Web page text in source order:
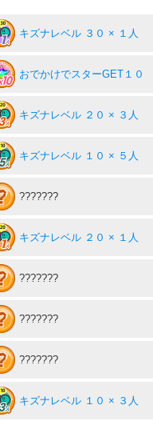
キズナレベル ３０ × １人
おでかけでスターGET１０
キズナレベル ２０ × ３人
キズナレベル １０ × ５人
???????
キズナレベル ２０ × １人
???????
???????
???????
キズナレベル １０ × ３人